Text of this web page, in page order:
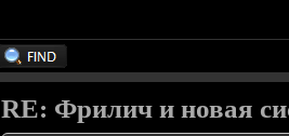
RE: Фрилич и новая